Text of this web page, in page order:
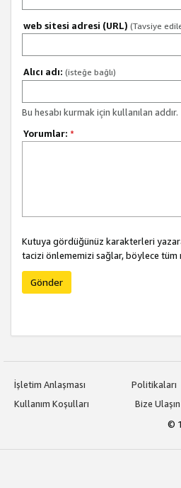
web sitesi adresi (URL) (Tavsiye
Alıcı adı: (isteğe bağlı)
Bu hesabı kurmak için kullanılan addır.
Yorumlar: *
Kutuya gördüğünüz karakterleri
tacizi önlememizi sağlar, böylece
Gönder
İşletim Anlaşması
Politikaları
Kullanım Koşulları
Bize Ulaşın
©